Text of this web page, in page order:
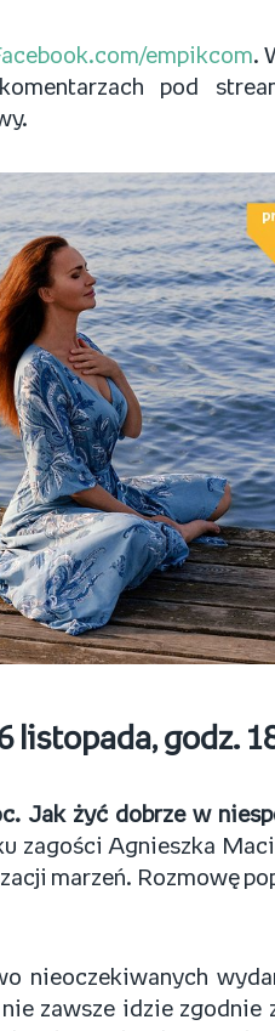
empikcom.
pod
listopada, godz.
Jak żyć dobrze w
zagości Agnieszka
marzeń. Rozmowę
nieoczekiwanych
zawsze idzie zgodnie